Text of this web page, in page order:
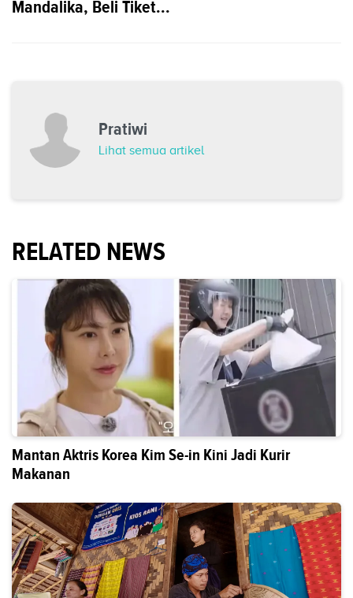
Mandalika, Beli Tiket...
Pratiwi
Lihat semua artikel
RELATED NEWS
Mantan Aktris Korea Kim Se-in Kini Jadi Kurir
Makanan